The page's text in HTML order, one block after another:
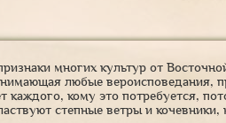
многих культур от
любые вероисповедания,
каждого, кому это потребуется,
степные ветры и кочевники,